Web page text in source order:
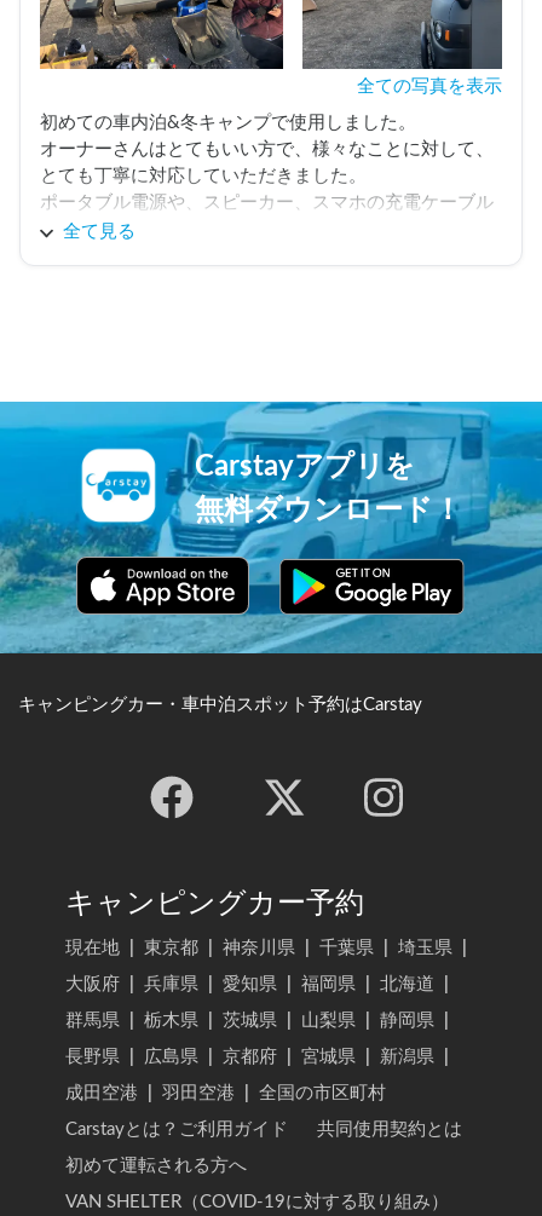
家族でのBBQやアウトドア、少し特別なお出かけにちょ
うどいい一台だと思います❗️また機会があれば利用したい
です。ありがとうございました。
全ての写真を表示
初めての車内泊&冬キャンプで使用しました。
オーナーさんはとてもいい方で、様々なことに対して、
とても丁寧に対応していただきました。
ポータブル電源や、スピーカー、スマホの充電ケーブル
や、スマホホルダー、ルーフトップ、延長コードなど、
全て見る
Carstayアプリを
無料ダウンロード！
キャンピングカー・車中泊スポット予約はCarstay
キャンピングカー予約
現在地 東京都 神奈川県 千葉県 埼玉県
大阪府
兵庫県 愛知県 福岡県 北海道
群馬県
栃木県 茨城県 山梨県 静岡県
長野県
広島県 京都府 宮城県 新潟県
成田空港
羽田空港
全国の市区町村
Carstayとは？ご利用ガイド
共同使用契約とは
初めて運転される方へ
VAN SHELTER（COVID-19に対する取り組み）